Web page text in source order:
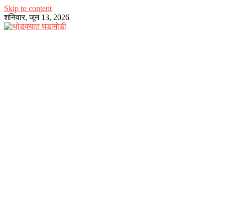
Skip to content
शनिवार, जून 13, 2026